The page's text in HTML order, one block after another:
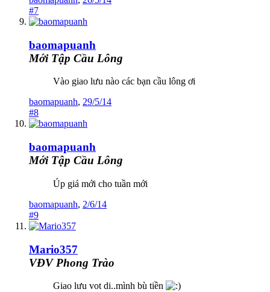
#7
baomapuanh
Mới Tập Cầu Lông
Vào giao lưu nào các bạn cầu lông ơi
baomapuanh, 29/5/14
#8
baomapuanh
Mới Tập Cầu Lông
Úp giá mới cho tuần mới
baomapuanh, 2/6/14
#9
Mario357
VĐV Phong Trào
Giao lưu vot di..mình bù tiền